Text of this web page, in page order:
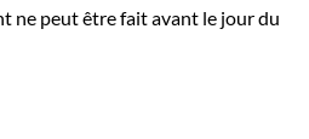
ne peut être fait avant le jour du